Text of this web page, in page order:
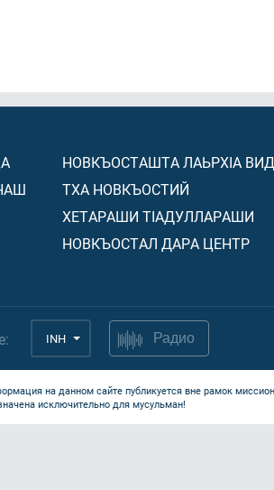
НОВКЪОСТАШТА ЛАЬРХIА
ТХА НОВКЪОСТИЙ
ХЕТАРАШИ ТIАДУЛЛАРАШИ
НОВКЪОСТАЛ ДАРА ЦЕНТР
INH Радио
на данном сайте публикуется вне рамок
исключительно для мусульман!